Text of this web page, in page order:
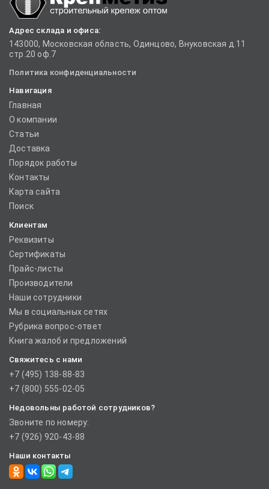
Адрес склада и офиса:
143000, Московская область, Одинцово, Внуковская д.11
стр.20 оф.7
Политика конфиденциальности
Навигация
Главная
О компании
Статьи
Доставка
Порядок работы
Контакты
Карта сайта
Поиск
Клиентам
Реквизиты
Сертификаты
Прайс-листы
Производители
Наши сотрудники
Мы в социальных сетях
Рубрика вопрос-ответ
Книга жалоб и предложений
Свяжитесь с нами
+7 (495) 138-88-83
+7 (800) 555-02-05
Недовольны работой сотрудников?
Звоните по номеру:
+7 (926) 920-43-88
Наши контакты